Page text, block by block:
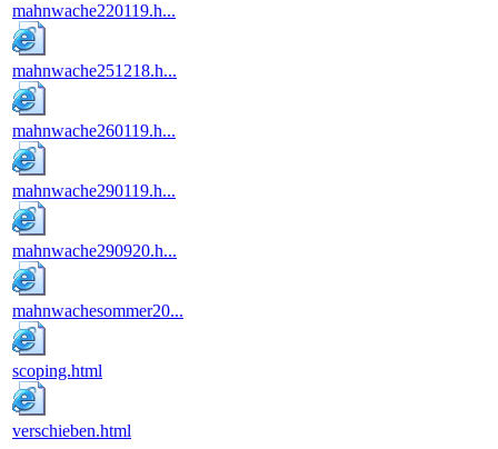
mahnwache220119.h...
mahnwache251218.h...
mahnwache260119.h...
mahnwache290119.h...
mahnwache290920.h...
mahnwachesommer20...
scoping.html
verschieben.html